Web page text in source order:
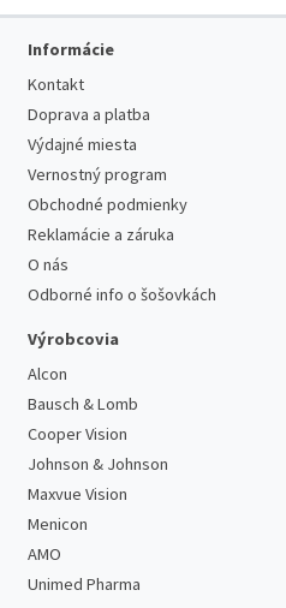
Informácie
Kontakt
Doprava a platba
Výdajné miesta
Vernostný program
Obchodné podmienky
Reklamácie a záruka
O nás
Odborné info o šošovkách
Výrobcovia
Alcon
Bausch & Lomb
Cooper Vision
Johnson & Johnson
Maxvue Vision
Menicon
AMO
Unimed Pharma